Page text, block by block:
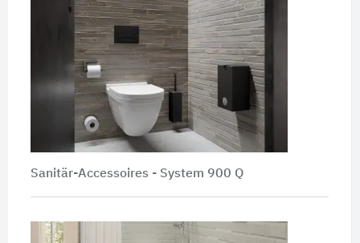
Sanitär-Accessoires - System 900 Q